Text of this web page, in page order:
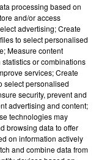
: le préfet ordonne
processing based on
and/or access
advertising; Create
to select personalised
Measure content
or combinations
services; Create
select personalised
security, prevent and
advertising and content;
technologies may
browsing data to offer
on information actively
and combine data from